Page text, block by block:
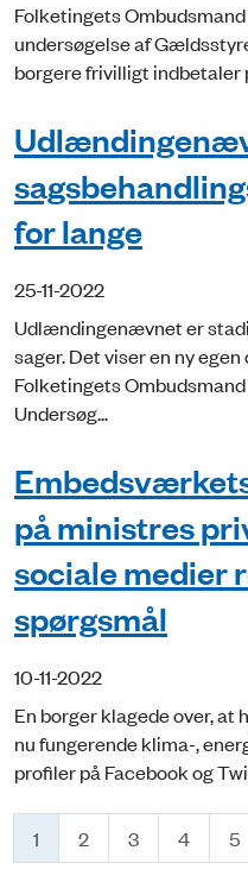
Folketingets
undersøgelse af
borgere frivilligt indbetaler
for lange
25-11-2022
Udlændingenævnet er
sager. Det viser en ny
Folketingets
Undersøg...
på ministres
sociale medier
spørgsmål
10-11-2022
En borger klagede over, at
nu fungerende klima-,
profiler på Facebook og
1 2 3 4 5